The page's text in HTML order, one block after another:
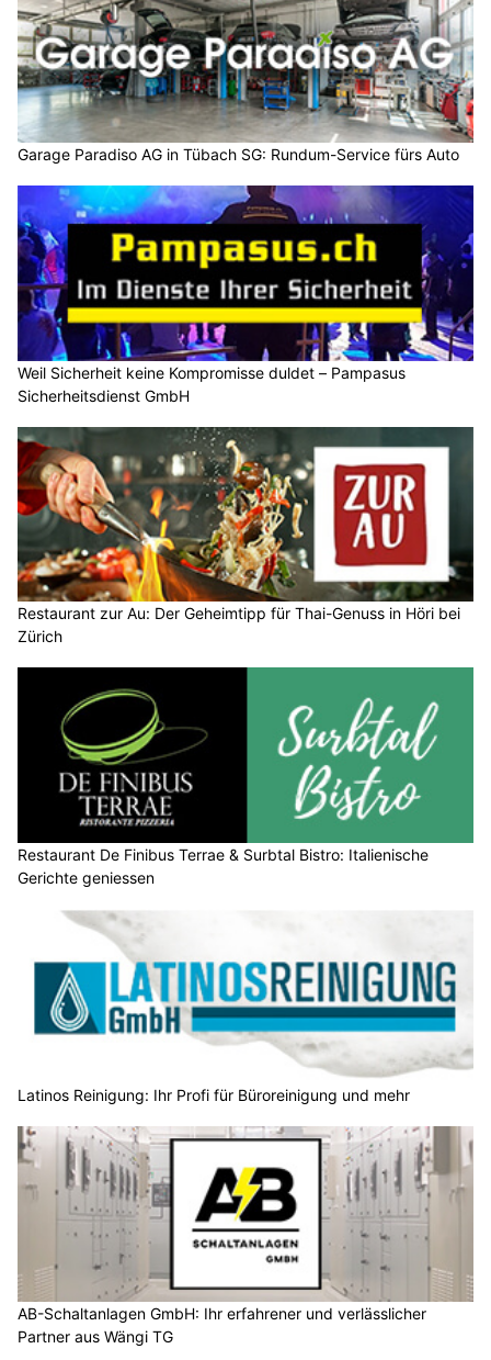
Garage Paradiso AG in Tübach SG: Rundum-Service fürs Auto
Weil Sicherheit keine Kompromisse duldet – Pampasus
Sicherheitsdienst GmbH
Restaurant zur Au: Der Geheimtipp für Thai-Genuss in Höri bei
Zürich
Restaurant De Finibus Terrae & Surbtal Bistro: Italienische
Gerichte geniessen
Latinos Reinigung: Ihr Profi für Büroreinigung und mehr
AB-Schaltanlagen GmbH: Ihr erfahrener und verlässlicher
Partner aus Wängi TG